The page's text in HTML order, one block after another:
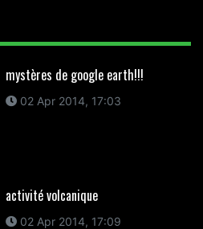
mystères de google earth!!!
02 Apr 2014, 17:03
activité volcanique
02 Apr 2014, 17:09